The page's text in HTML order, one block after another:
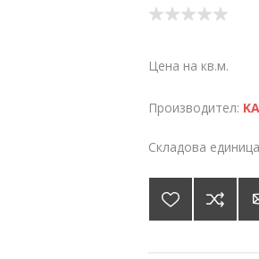
Цена на кв.м.
Производител:
Складова